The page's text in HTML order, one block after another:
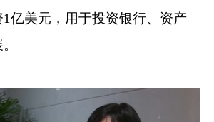
1亿美元，用于投资银行、资产